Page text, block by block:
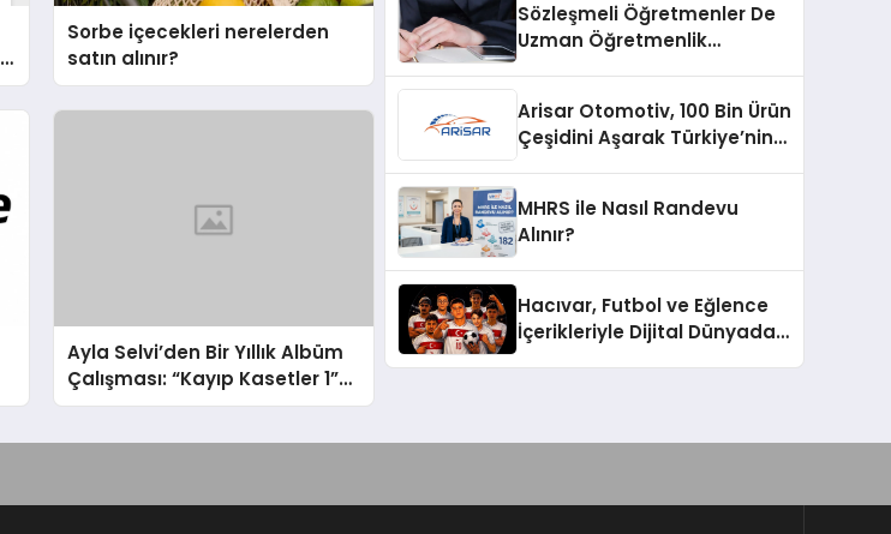
Sorbe içecekleri nerelerden
satın alınır?
Ayla Selvi’den Bir Yıllık Albüm
Çalışması: “Kayıp Kasetler 1”
31 Temmuz’da Çıktı
Sözleşmeli Öğretmenler De
Uzman Öğretmenlik
Arisar Otomotiv, 100 Bin Ürün
Çeşidini Aşarak Türkiye’nin
Platformlarından Biri Oldu
MHRS ile Nasıl Randevu
Alınır?
Hacıvar, Futbol ve Eğlence
İçerikleriyle Dijital Dünyada